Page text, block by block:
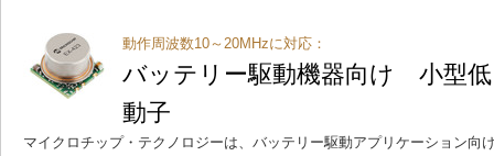
動作周波数10～20MHzに対応：
バッテリー駆動機器向け 小型低
動子
マイクロチップ・テクノロジーは、バッテリー駆動アプリケーション向